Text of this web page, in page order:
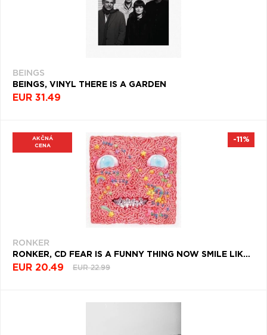
BEINGS
BEINGS, VINYL THERE IS A GARDEN
EUR 31.49
AKČNÁ
CENA
RONKER
RONKER, CD FEAR IS A FUNNY THING NOW SMILE LIKE A BIG BOY
EUR 20.49 EUR 22.99
-11%